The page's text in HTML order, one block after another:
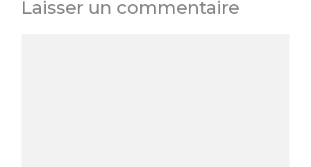
Laisser un commentaire